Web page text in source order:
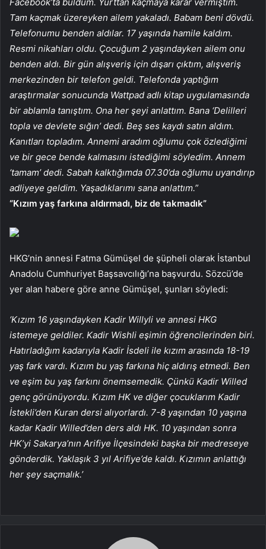
Tam kaçmak üzereyken ailem yakaladı. Babam beni dövdü.
Telefonumu benden aldılar. 17 yaşında hamile kaldım.
Resmi nikahları oldu. Çocuğum 2 yaşındayken ailem onu ​​
benden aldı. Bir gün alışveriş için dışarı çıktım, alışveriş
merkezinden bir telefon geldi. Telefonda yaptığım
araştırmalar sonucunda Wattpad adlı kitap uygulamasında
bir ablamla tanıştım. Ona her şeyi anlattım. Bana ‘Delilleri
topla ve devlete sığın’ dedi. Beş ses kaydı satın aldım.
Kanıtları topladım. Annemi aradım oğlumu çok özlediğimi
ve bir gece bende kalmasını istediğimi söyledim. Annem
‘tamam’ dedi. Sabah kalktığımda 07.30’da oğlumu uyandırıp
adliyeye geldim. Yaşadıklarımı sana anlattım.”
“Kızım yaş farkına aldırmadı, biz de takmadık”
HKG’nin annesi Fatma Gümüşel de şüpheli olarak İstanbul
Anadolu Cumhuriyet Başsavcılığı’na başvurdu. Sözcü’de
yer alan habere göre anne Gümüşel, şunları söyledi:
‘Kızım 16 yaşındayken Kadir Willyli ve annesi HKG
istemeye geldiler. Kadir Wishli eşimin öğrencilerinden biri.
Hatırladığım kadarıyla Kadir İsdeli ile kızım arasında 18-19
yaş fark vardı. Kızım bu yaş farkına hiç aldırış etmedi. Ben
ve eşim bu yaş farkını önemsemedik. Çünkü Kadir Willed
genç görünüyordu. Kızım HK ve diğer çocuklarım Kadir
İstekli’den Kuran dersi alıyorlardı. 7-8 yaşından 10 yaşına
kadar Kadir Willed’den ders aldı HK. 10 yaşından sonra
HK’yi Sakarya’nın Arifiye İlçesindeki başka bir medreseye
gönderdik. Yaklaşık 3 yıl Arifiye’de kaldı. Kızımın anlattığı
her şey saçmalık.’